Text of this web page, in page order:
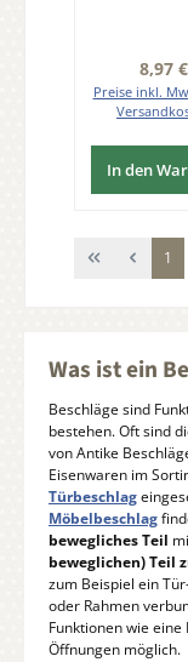
8,97 €
Preise inkl.
In den
Seite
1
Was ist ein
Beschläge sind
bestehen. Oft sind
von Antike
Eisenwaren im
Türbeschlag
Möbelbeschlag
bewegliches Teil
beweglichen) Teil
zum Beispiel ein
oder Rahmen
Funktionen wie
Öffnungen möglich.